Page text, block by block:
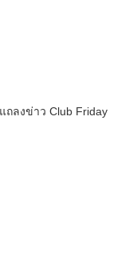
ถลงข่าว Club Friday